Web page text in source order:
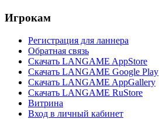
Игрокам
Регистрация для ланнера
Обратная связь
Скачать LANGAME AppStore
Скачать LANGAME Google Play
Скачать LANGAME AppGallery
Скачать LANGAME RuStore
Витрина
Вход в личный кабинет